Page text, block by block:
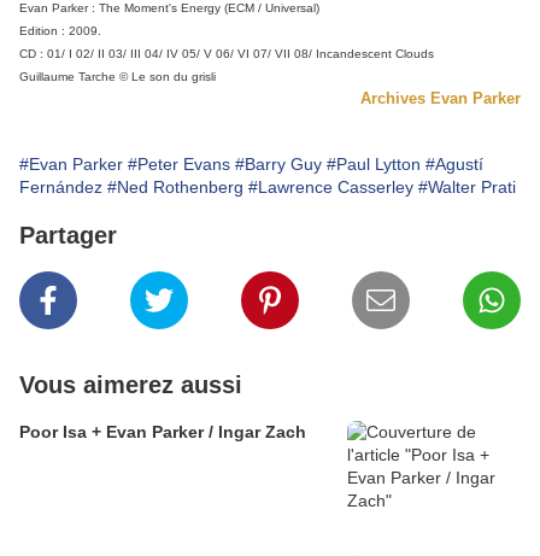
Evan Parker : The Moment's Energy (ECM / Universal)
Edition : 2009.
CD : 01/ I 02/ II 03/ III 04/ IV 05/ V 06/ VI 07/ VII 08/ Incandescent Clouds
Guillaume Tarche © Le son du grisli
Archives Evan Parker
#Evan Parker #Peter Evans #Barry Guy #Paul Lytton #Agustí
Fernández #Ned Rothenberg #Lawrence Casserley #Walter Prati
Partager
Vous aimerez aussi
Poor Isa + Evan Parker / Ingar Zach